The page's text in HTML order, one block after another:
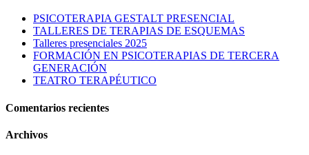
PSICOTERAPIA GESTALT PRESENCIAL
TALLERES DE TERAPIAS DE ESQUEMAS
Talleres presenciales 2025
FORMACIÓN EN PSICOTERAPIAS DE TERCERA
GENERACIÓN
TEATRO TERAPÉUTICO
Comentarios recientes
Archivos